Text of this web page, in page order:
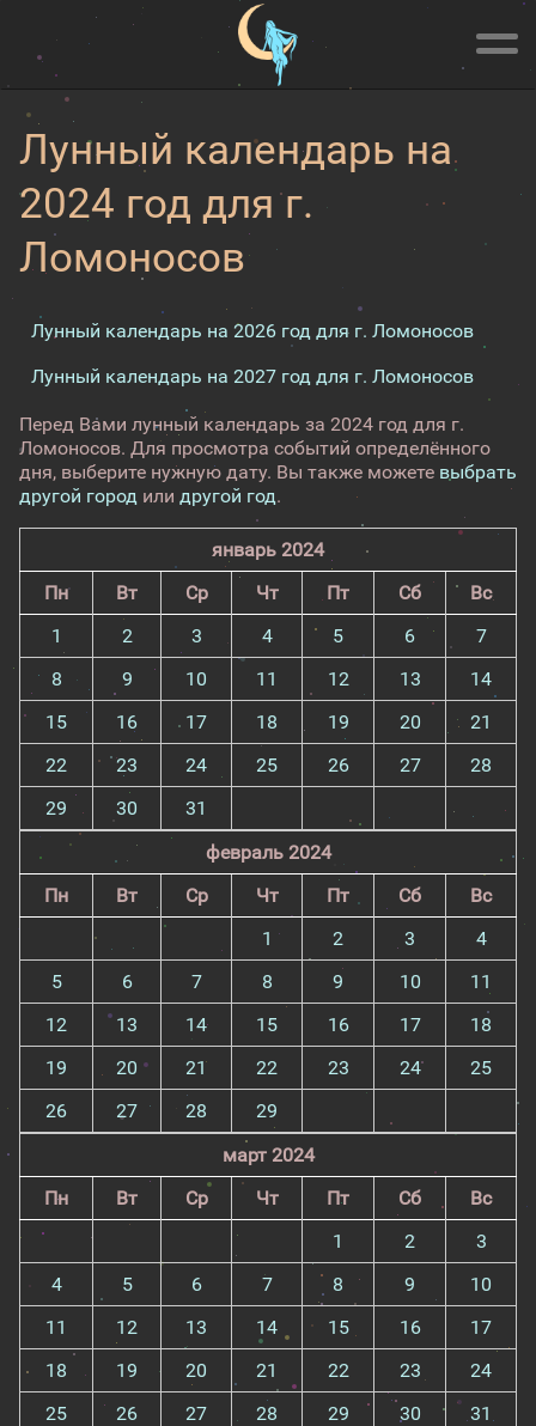
Лунный календарь на
2024 год для г.
Ломоносов
Лунный календарь на 2026 год для г. Ломоносов
Лунный календарь на 2027 год для г. Ломоносов
Перед Вами лунный календарь за 2024 год для г.
Ломоносов. Для просмотра событий определённого
дня, выберите нужную дату. Вы также можете выбрать
другой город или другой год.
январь 2024
Пн
Вт Ср Чт Пт Сб
Вс
1
2 3 4 5 6
7
8
9 10 11 12 13
14
15
16 17 18 19 20
21
22
23 24 25 26 27
28
29
30
31
февраль 2024
Пн
Вт Ср Чт Пт Сб
Вс
1
2 3
4
5
6 7 8 9 10
11
12
13 14 15 16 17
18
19
20 21 22 23 24
25
26
27 28
29
март 2024
Пн
Вт Ср Чт Пт Сб
Вс
1
2
3
4
5 6 7 8 9
10
11
12 13 14 15 16
17
18
19 20 21 22 23
24
25
26 27 28 29 30
31